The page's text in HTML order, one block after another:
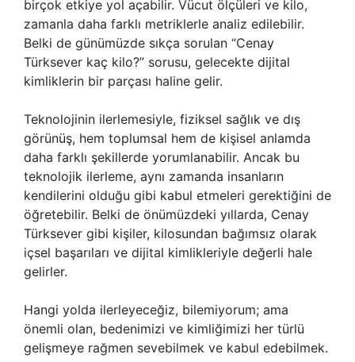
birçok etkiye yol açabilir. Vücut ölçüleri ve kilo,
zamanla daha farklı metriklerle analiz edilebilir.
Belki de günümüzde sıkça sorulan “Cenay
Türksever kaç kilo?” sorusu, gelecekte dijital
kimliklerin bir parçası haline gelir.
Teknolojinin ilerlemesiyle, fiziksel sağlık ve dış
görünüş, hem toplumsal hem de kişisel anlamda
daha farklı şekillerde yorumlanabilir. Ancak bu
teknolojik ilerleme, aynı zamanda insanların
kendilerini olduğu gibi kabul etmeleri gerektiğini de
öğretebilir. Belki de önümüzdeki yıllarda, Cenay
Türksever gibi kişiler, kilosundan bağımsız olarak
içsel başarıları ve dijital kimlikleriyle değerli hale
gelirler.
Hangi yolda ilerleyeceğiz, bilemiyorum; ama
önemli olan, bedenimizi ve kimliğimizi her türlü
gelişmeye rağmen sevebilmek ve kabul edebilmek.